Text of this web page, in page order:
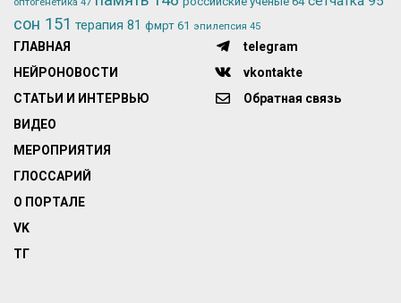
сон 151 терапия 81 фмрт 61 эпилепсия 45
ГЛАВНАЯ
НЕЙРОНОВОСТИ
СТАТЬИ И ИНТЕРВЬЮ
ВИДЕО
МЕРОПРИЯТИЯ
ГЛОССАРИЙ
О ПОРТАЛЕ
VK
ТГ
telegram
vkontakte
Обратная связь